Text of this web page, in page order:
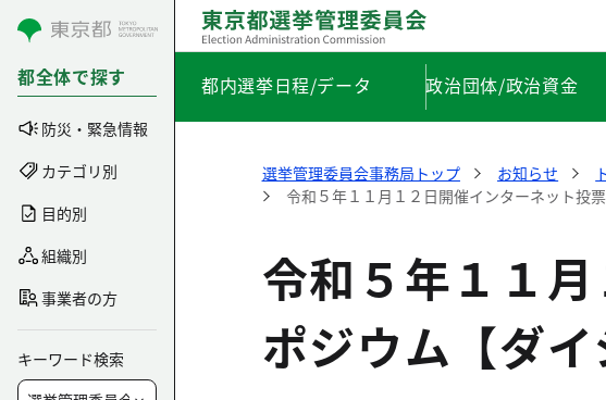
コンテンツにスキップ
都全体で探す
防災・緊急情報
カテゴリ別
目的別
組織別
事業者の方
キーワード検索
都内選挙日程/データ 政治団体/政治資金
選挙管理委員会事務局トップ お知らせ
令和５年１１月１２日開催インターネット投
令和５年１１
ポジウム【ダ